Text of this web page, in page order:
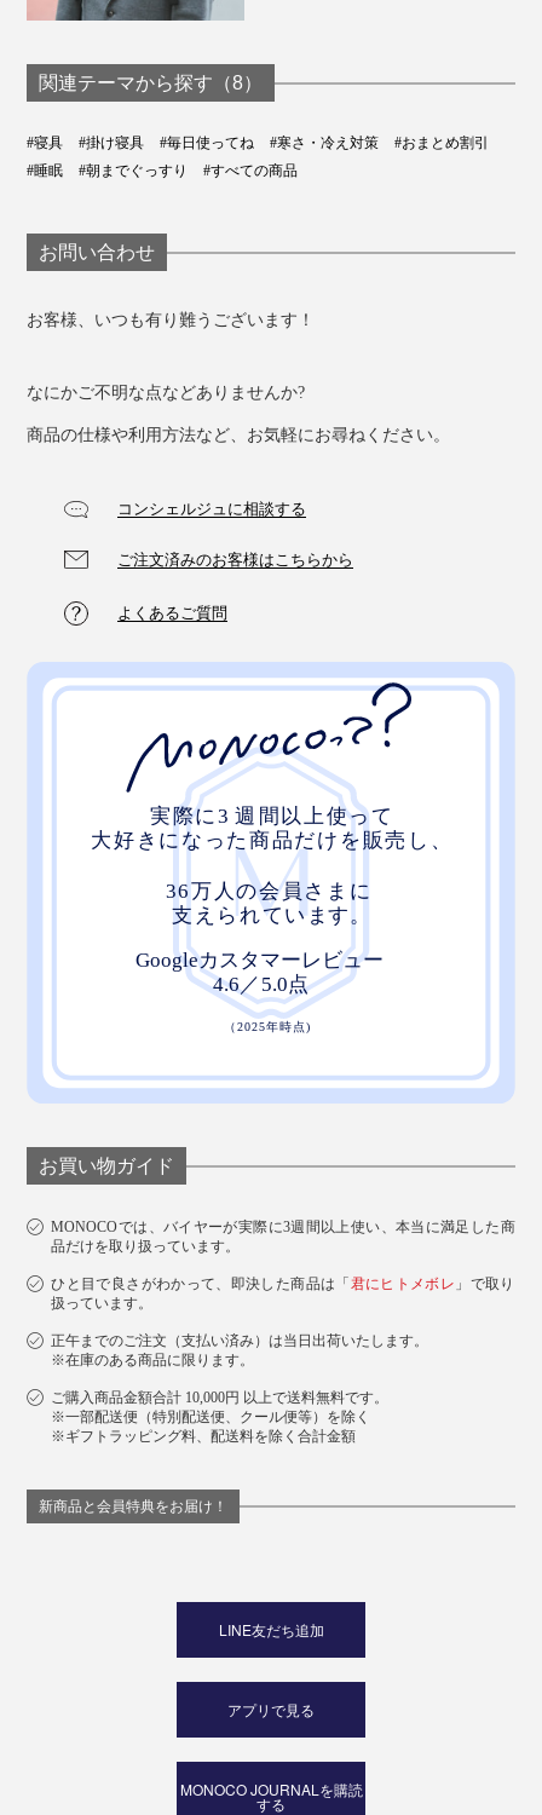
写真は、プリマロフト1200本掛け
軽い掛け心地なのに、気持ちいい暖かさが一晩中続
く……まるで“洗えるダウン”のような快適さ、ぜひ体験
してください。
関連テーマから探す（8）
#寝具 #掛け寝具 #毎日使ってね #寒さ・冷え対策
#おまとめ割引
#睡眠
#朝までぐっすり #すべての商品
お問い合わせ
お客様、いつも有り難うございます！
なにかご不明な点などありませんか?
商品の仕様や利用方法など、お気軽にお尋ねください。
コンシェルジュに相談する
ご注文済みのお客様はこちらから
よくあるご質問
お買い物ガイド
MONOCOでは、バイヤーが実際に3週間以上使い、本当に満足した商
品だけを取り扱っています。
ひと目で良さがわかって、即決した商品は「君にヒトメボレ 」で取り
扱っています。
正午までのご注文（支払い済み）は当日出荷いたします。
※在庫のある商品に限ります。
ご購入商品金額合計 10,000円 以上で送料無料です。
※一部配送便（特別配送便、クール便等）を除く
※ギフトラッピング料、配送料を除く合計金額
新商品と会員特典をお届け！
LINE友だち追加
アプリで見る
MONOCO JOURNALを購読
する